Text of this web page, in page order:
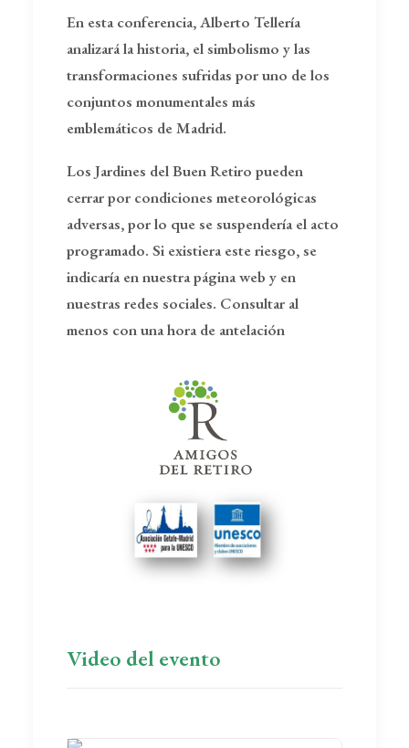
En esta conferencia, Alberto Tellería
analizará la historia, el simbolismo y las
transformaciones sufridas por uno de los
conjuntos monumentales más
emblemáticos de Madrid.
Los Jardines del Buen Retiro pueden
cerrar por condiciones meteorológicas
adversas, por lo que se suspendería el acto
programado. Si existiera este riesgo, se
indicaría en nuestra página web y en
nuestras redes sociales. Consultar al
menos con una hora de antelación
Video del evento